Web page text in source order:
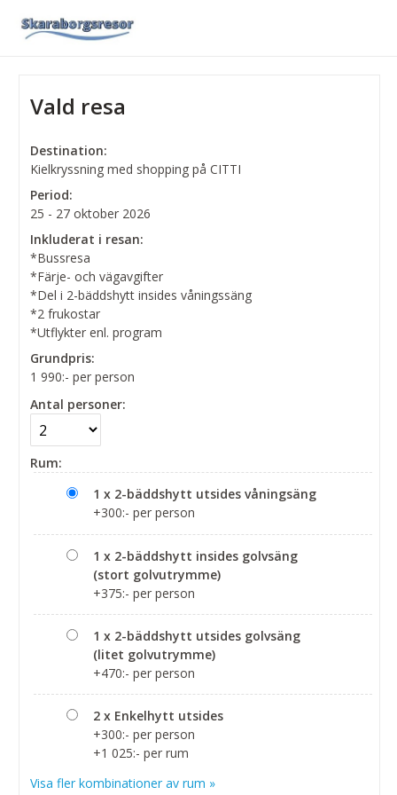
Vald resa
Destination:
Kielkryssning med shopping på CITTI
Period:
25 - 27 oktober 2026
Inkluderat i resan:
*Bussresa
*Färje- och vägavgifter
*Del i 2-bäddshytt insides våningssäng
*2 frukostar
*Utflykter enl. program
Grundpris:
1 990:- per person
Antal personer:
Rum:
1 x 2-bäddshytt utsides våningsäng
+300:- per person
1 x 2-bäddshytt insides golvsäng
(stort golvutrymme)
+375:- per person
1 x 2-bäddshytt utsides golvsäng
(litet golvutrymme)
+470:- per person
2 x Enkelhytt utsides
+300:- per person
+1 025:- per rum
Visa fler kombinationer av rum »